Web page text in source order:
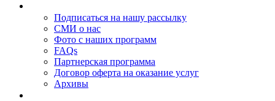
Подписаться на нашу рассылку
СМИ о нас
Фото с наших программ
FAQs
Партнерская программа
Договор оферта на оказание услуг
Архивы